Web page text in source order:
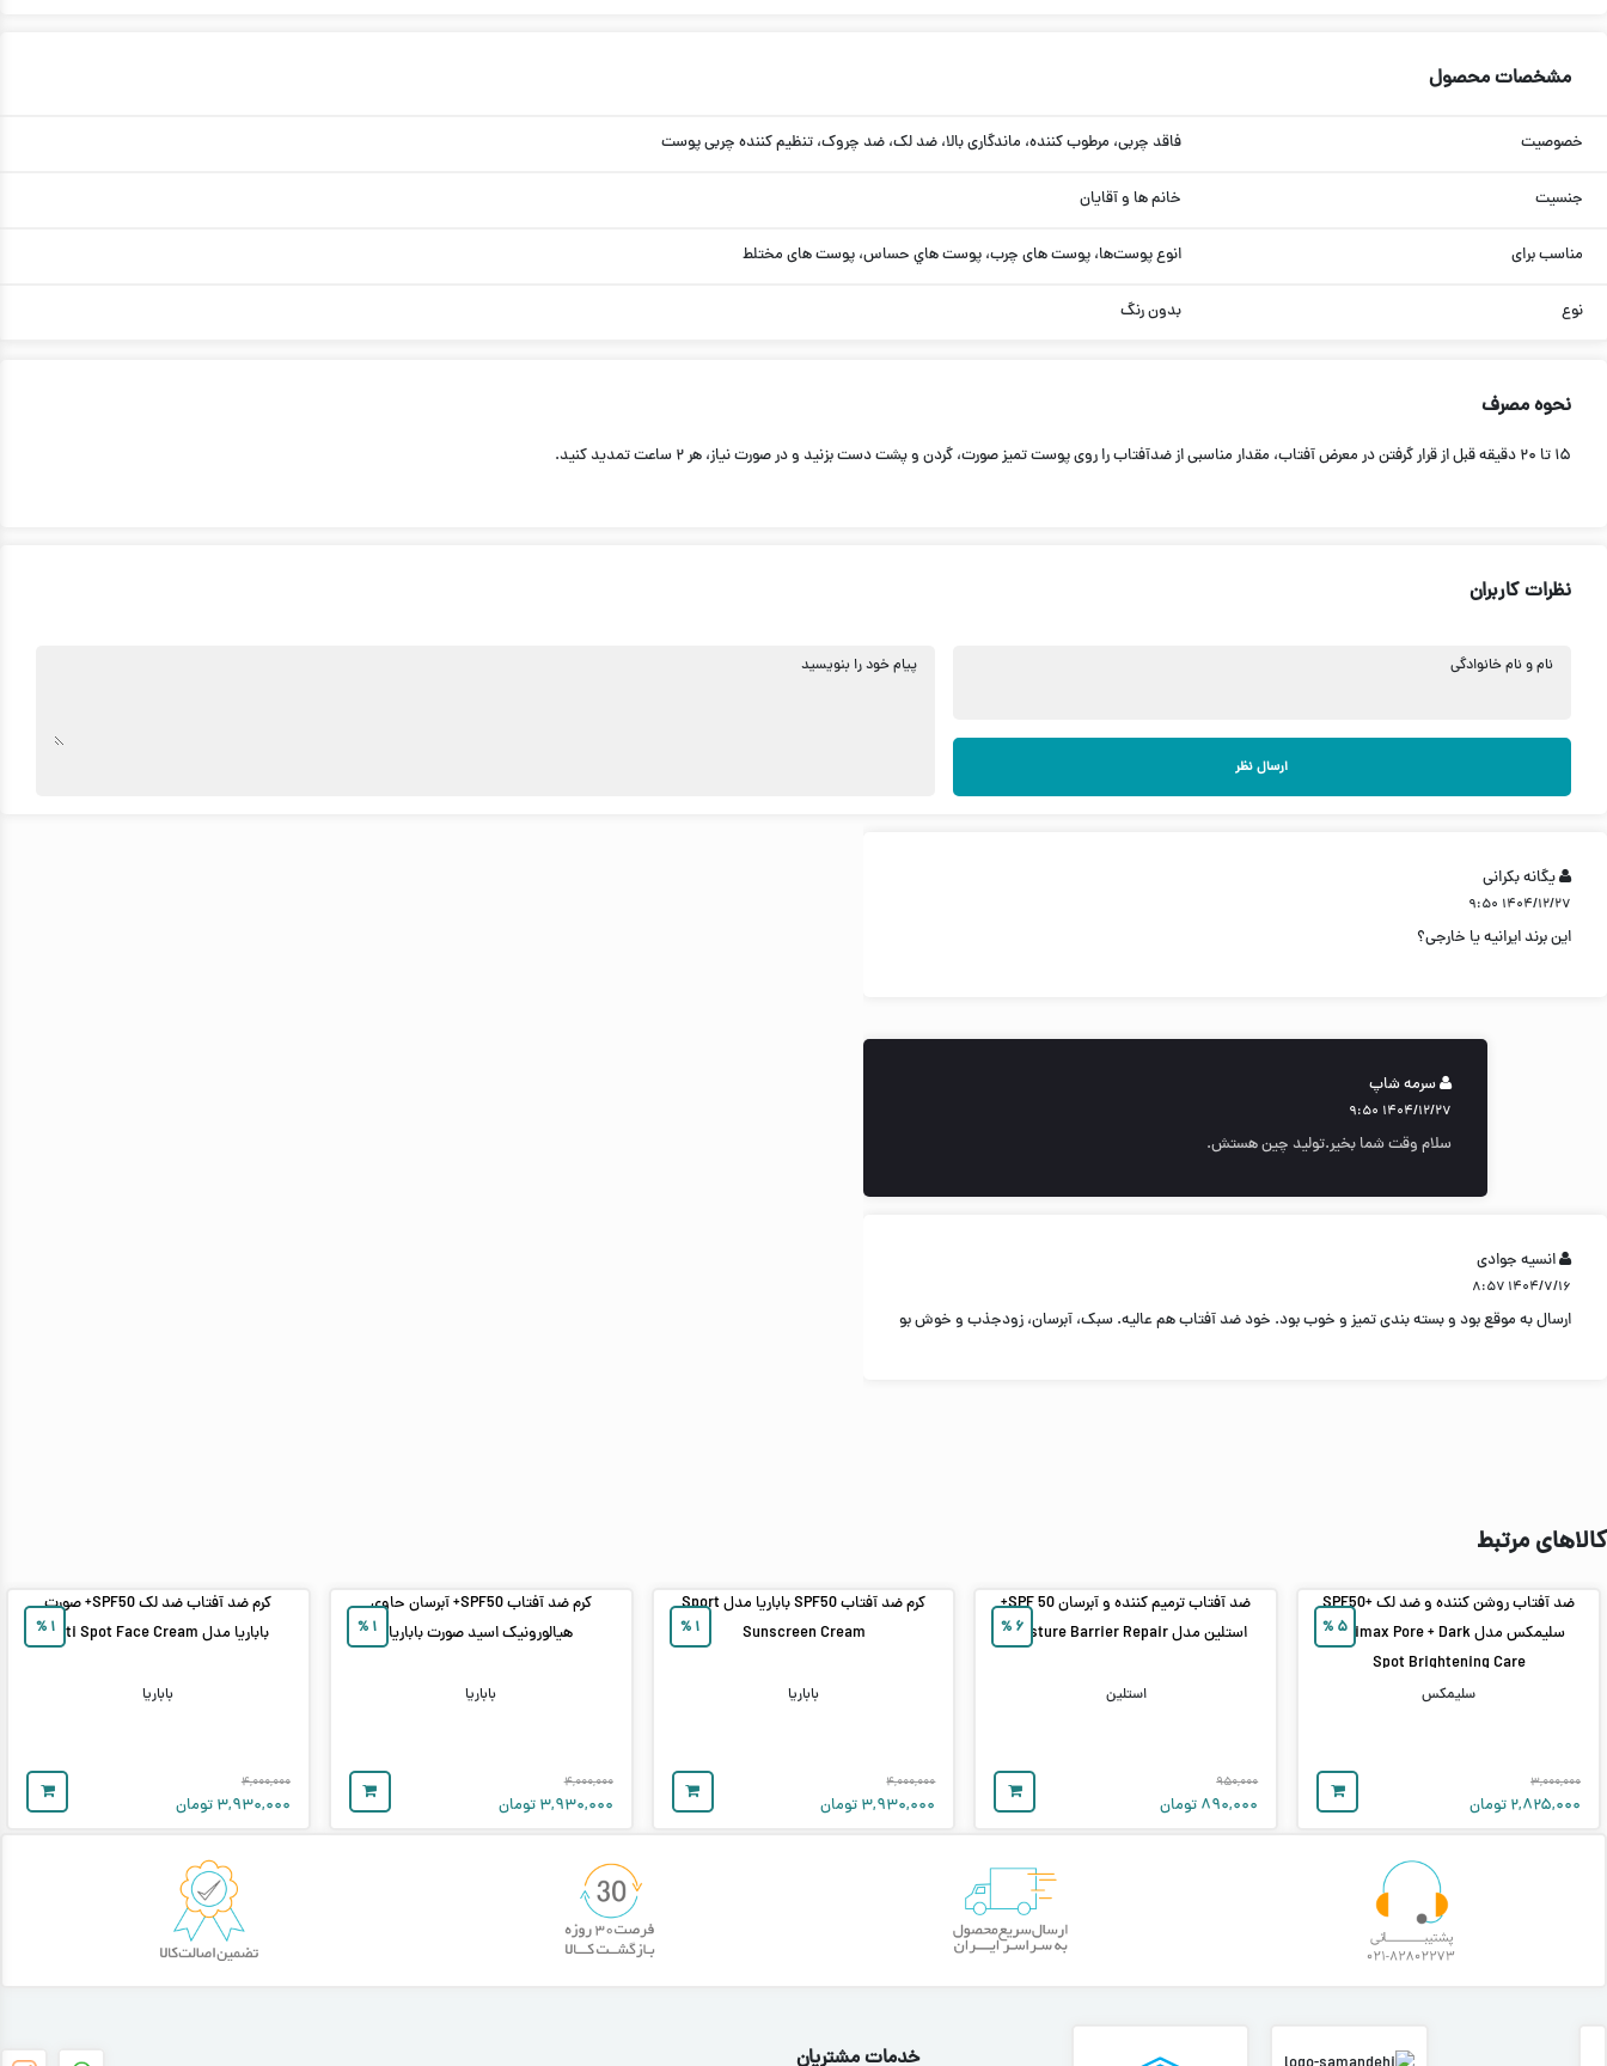
مشخصات محصول
خصوصیت فاقد چربی، مرطوب کننده، ماندگاری بالا، ضد لک، ضد چروک، تنظیم کننده چربی پوست
جنسیت خانم ها و آقایان
مناسب برای انوع پوست‌ها، پوست ها‌ی چرب، پوست ها‌ي حساس، پوست ها‌ی مختلط
نوع بدون رنگ
نحوه مصرف
۱۵ تا ۲۰ دقیقه قبل از قرار گرفتن در معرض آفتاب، مقدار مناسبی از ضدآفتاب را روی پوست تمیز صورت، گردن و پشت دست بزنید و در صورت نیاز، هر ۲ ساعت تمدید کنید.
نظرات کاربران
نام و نام خانوادگی
ارسال نظر
پیام خود را بنویسید
یگانه بکرانی
۱۴۰۴/۱۲/۲۷ ۹:۵۰
این برند ایرانیه یا خارجی؟
سرمه شاپ
۱۴۰۴/۱۲/۲۷ ۹:۵۰
سلام وقت شما بخیر.تولید چین هستش.
انسیه جوادی
۱۴۰۴/۷/۱۶ ۸:۵۷
ارسال به موقع بود و بسته بندی تمیز و خوب بود. خود ضد آفتاب هم عالیه. سبک، آبرسان، زودجذب و خوش بو
کالاهای مرتبط
۵ %
ضد آفتاب روشن‌ کننده و ضد لک +SPF50
سلیمکس مدل Celimax Pore + Dark
Spot Brightening Care
سلیمکس
۳,۰۰۰,۰۰۰
۲,۸۲۵,۰۰۰ تومان
۶ %
ضد آفتاب ترمیم‌ کننده و آبرسان SPF 50+
استلین مدل Moisture Barrier Repair
استلین
۹۵۰,۰۰۰
۸۹۰,۰۰۰ تومان
۱ %
کرم ضد آفتاب SPF50 باباریا مدل Sport
Sunscreen Cream
باباریا
۴,۰۰۰,۰۰۰
۳,۹۳۰,۰۰۰ تومان
۱ %
کرم ضد آفتاب SPF50+ آبرسان حاوی
هیالورونیک اسید صورت باباریا
باباریا
۴,۰۰۰,۰۰۰
۳,۹۳۰,۰۰۰ تومان
۱ %
کرم ضد آفتاب ضد لک SPF50+ صورت
باباریا مدل Anti Spot Face Cream
باباریا
۴,۰۰۰,۰۰۰
۳,۹۳۰,۰۰۰ تومان
خدمات مشتریان